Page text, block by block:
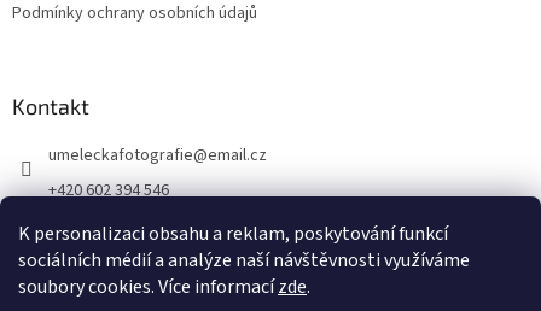
K personalizaci obsahu a reklam, poskytování funkcí
sociálních médií a analýze naší návštěvnosti využíváme
soubory cookies. Více informacízde.
Podmínky ochrany osobních údajů
Kontakt
umeleckafotografie@email.cz
+420 602 394 546
Facebook